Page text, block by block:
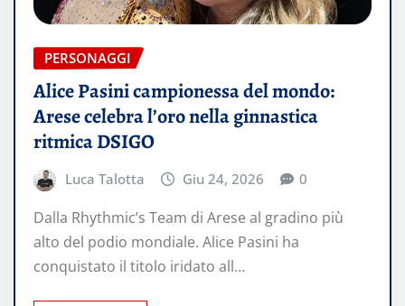
PERSONAGGI
Alice Pasini campionessa del mondo:
Arese celebra l’oro nella ginnastica
ritmica DSIGO
Luca Talotta Giu 24, 2026 0
Dalla Rhythmic’s Team di Arese al gradino più
alto del podio mondiale. Alice Pasini ha
conquistato il titolo iridato all…